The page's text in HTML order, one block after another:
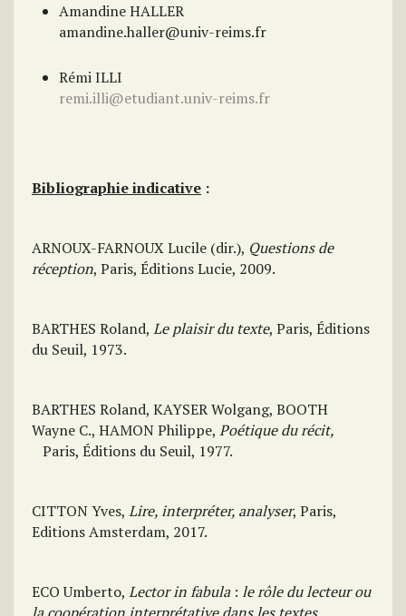
Amandine HALLER
amandine.haller@univ-reims.fr
Rémi ILLI
remi.illi@etudiant.univ-reims.fr
Bibliographie indicative :
ARNOUX-FARNOUX Lucile (dir.), Questions de
réception, Paris, Éditions Lucie, 2009.
BARTHES Roland, Le plaisir du texte, Paris, Éditions
du Seuil, 1973.
BARTHES Roland, KAYSER Wolgang, BOOTH
Wayne C., HAMON Philippe, Poétique du récit,
Paris, Éditions du Seuil, 1977.
CITTON Yves, Lire, interpréter, analyser, Paris,
Editions Amsterdam, 2017.
ECO Umberto, Lector in fabula : le rôle du lecteur ou